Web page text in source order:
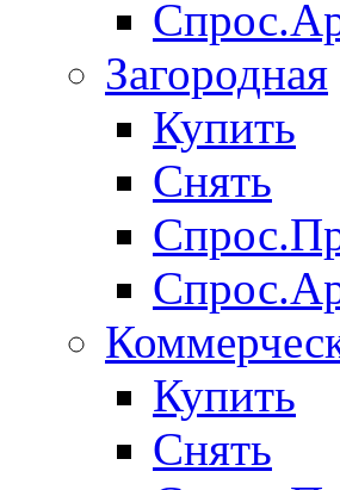
Загородная
Купить
Снять
Купить
Снять